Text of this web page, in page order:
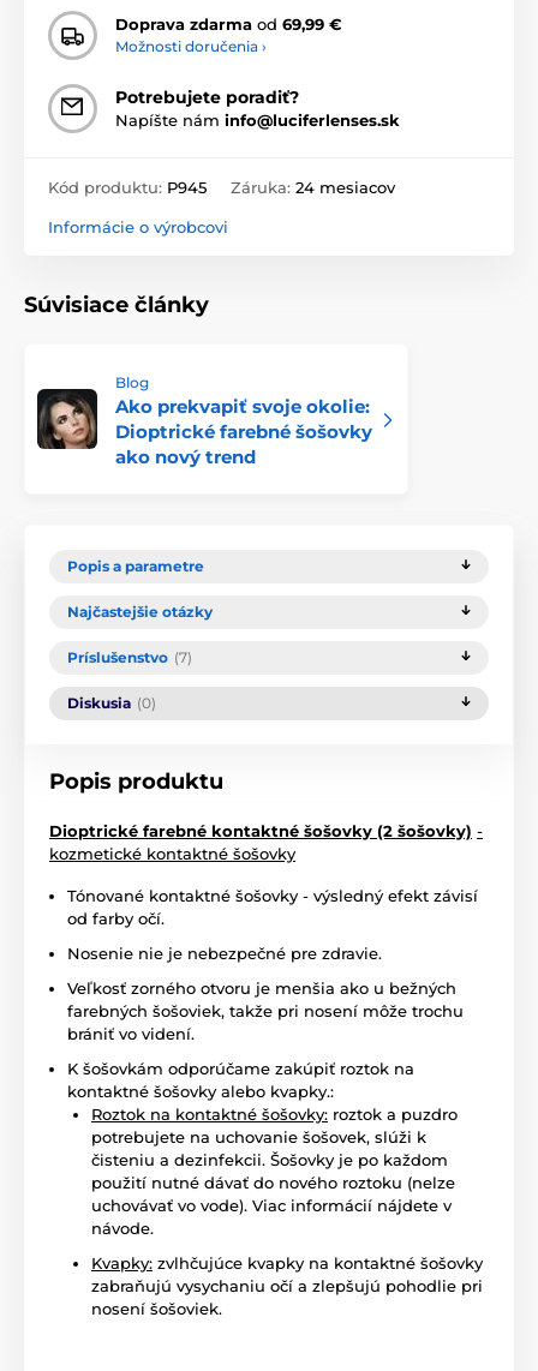
Doprava zdarma od 69,99 €
Možnosti doručenia ›
Potrebujete poradiť?
Napíšte nám info@luciferlenses.sk
Kód produktu: P945 Záruka: 24 mesiacov
Informácie o výrobcovi
Súvisiace články
Blog
Ako prekvapiť svoje okolie:
Dioptrické farebné šošovky
ako nový trend
Popis a parametre
Najčastejšie otázky
Príslušenstvo (7)
Diskusia (0)
Popis produktu
Dioptrické farebné kontaktné šošovky (2 šošovky) -
kozmetické kontaktné šošovky
Tónované kontaktné šošovky - výsledný efekt závisí
od farby očí.
Nosenie nie je nebezpečné pre zdravie.
Veľkosť zorného otvoru je menšia ako u bežných
farebných šošoviek, takže pri nosení môže trochu
brániť vo videní.
K šošovkám odporúčame zakúpiť roztok na
kontaktné šošovky alebo kvapky.:
Roztok na kontaktné šošovky: roztok a puzdro
potrebujete na uchovanie šošovek, slúži k
čisteniu a dezinfekcii. Šošovky je po každom
použití nutné dávať do nového roztoku (nelze
uchovávať vo vode). Viac informácií nájdete v
návode.
Kvapky: zvlhčujúce kvapky na kontaktné šošovky
zabraňujú vysychaniu očí a zlepšujú pohodlie pri
nosení šošoviek.